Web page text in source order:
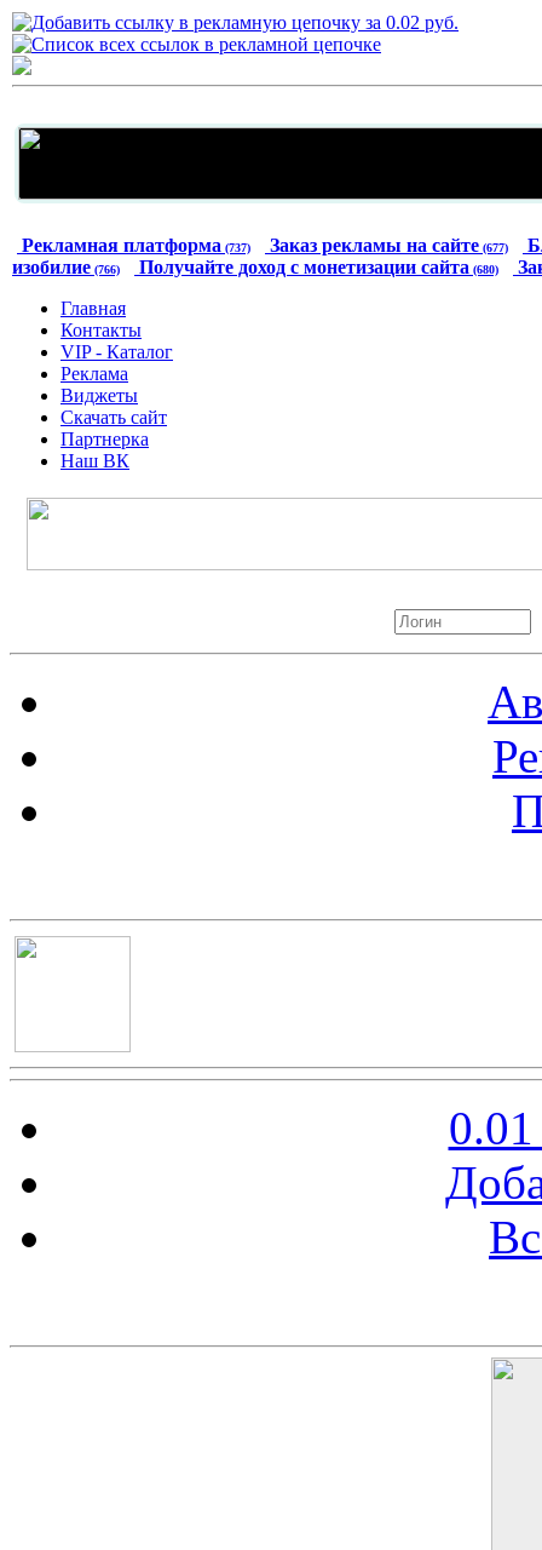
Рекламная платформа (737) Заказ рекламы на сайте (677)
изобилие (766) Получайте доход с монетизации сайта (680)
Главная
Контакты
VIP - Каталог
Реклама
Виджеты
Скачать сайт
Партнерка
Наш ВК